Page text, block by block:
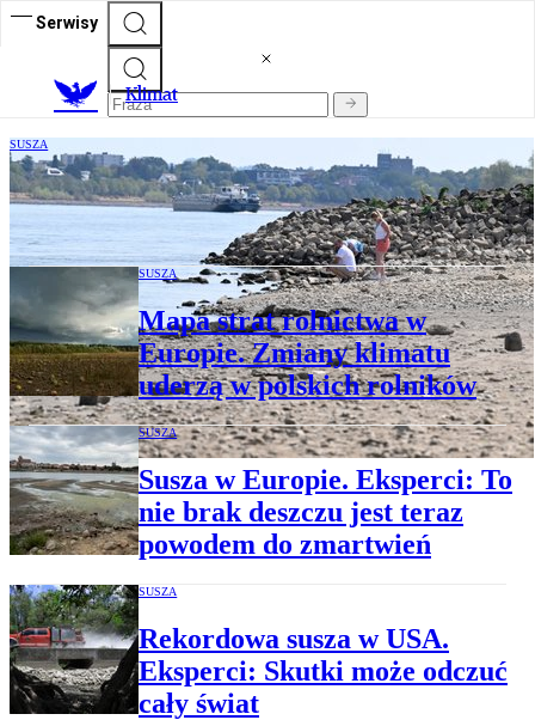
Serwisy
Klimat
SUSZA
Ren gwałtownie wysycha. Są problemy z
transportem i widmo racjonowania wody
SUSZA
Mapa strat rolnictwa w
Europie. Zmiany klimatu
uderzą w polskich rolników
SUSZA
Susza w Europie. Eksperci: To
nie brak deszczu jest teraz
powodem do zmartwień
SUSZA
Rekordowa susza w USA.
Eksperci: Skutki może odczuć
cały świat